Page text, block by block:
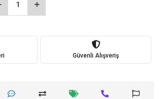
Güvenli Alışveriş